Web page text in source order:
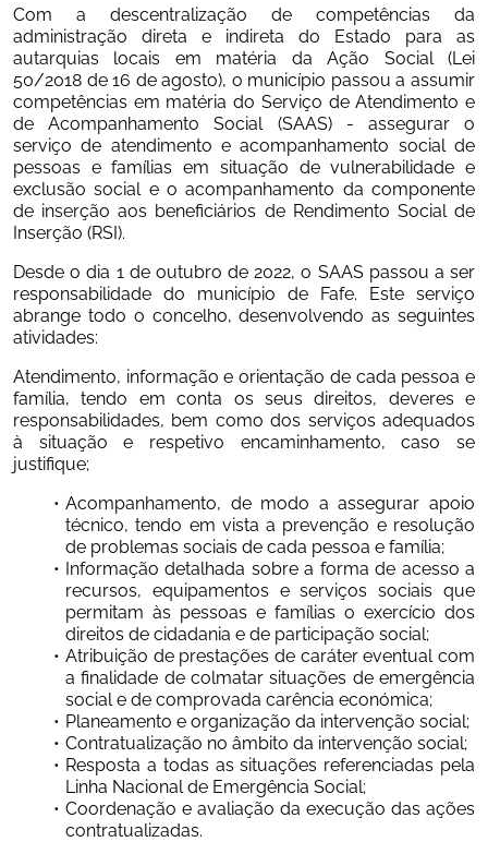
Com a descentralização de competências da
administração direta e indireta do Estado para as
autarquias locais em matéria da Ação Social (Lei
50/2018 de 16 de agosto), o município passou a assumir
competências em matéria do Serviço de Atendimento e
de Acompanhamento Social (SAAS) - assegurar o
serviço de atendimento e acompanhamento social de
pessoas e famílias em situação de vulnerabilidade e
exclusão social e o acompanhamento da componente
de inserção aos beneficiários de Rendimento Social de
Inserção (RSI).
Desde o dia 1 de outubro de 2022, o SAAS passou a ser
responsabilidade do município de Fafe. Este serviço
abrange todo o concelho, desenvolvendo as seguintes
atividades:
Atendimento, informação e orientação de cada pessoa e
família, tendo em conta os seus direitos, deveres e
responsabilidades, bem como dos serviços adequados
à situação e respetivo encaminhamento, caso se
justifique;
Acompanhamento, de modo a assegurar apoio
técnico, tendo em vista a prevenção e resolução
de problemas sociais de cada pessoa e família;
Informação detalhada sobre a forma de acesso a
recursos, equipamentos e serviços sociais que
permitam às pessoas e famílias o exercício dos
direitos de cidadania e de participação social;
Atribuição de prestações de caráter eventual com
a finalidade de colmatar situações de emergência
social e de comprovada carência económica;
Planeamento e organização da intervenção social;
Contratualização no âmbito da intervenção social;
Resposta a todas as situações referenciadas pela
Linha Nacional de Emergência Social;
Coordenação e avaliação da execução das ações
contratualizadas.